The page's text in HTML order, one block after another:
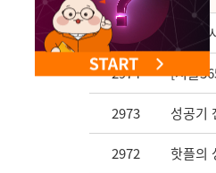
2975 인도
2974 [서울
2973 성공기
2972 핫플의